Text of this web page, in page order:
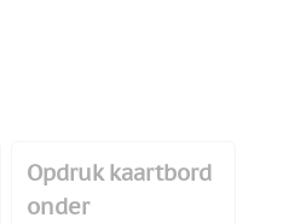
Opdruk kaartbord
onder